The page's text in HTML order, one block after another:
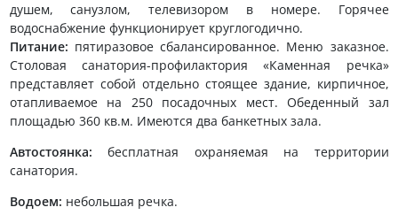
душем, санузлом, телевизором в номере. Горячее
водоснабжение функционирует круглогодично.
Питание: пятиразовое сбалансированное. Меню заказное.
Столовая санатория-профилактория «Каменная речка»
представляет собой отдельно стоящее здание, кирпичное,
отапливаемое на 250 посадочных мест. Обеденный зал
площадью 360 кв.м. Имеются два банкетных зала.
Автостоянка: бесплатная охраняемая на территории
санатория.
Водоем: небольшая речка.